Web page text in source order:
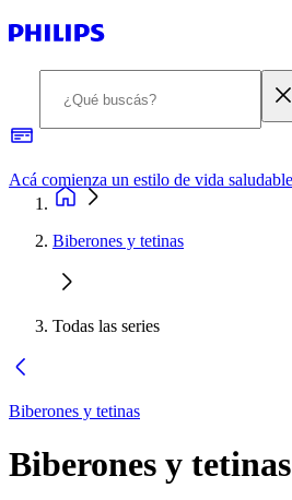
Biberones y tetinas
Todas las series
Biberones y tetinas
Biberones y tetinas